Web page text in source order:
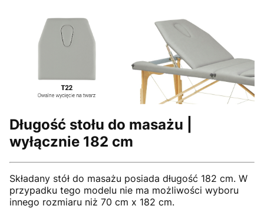
Długość stołu do masażu |
wyłącznie 182 cm
Składany stół do masażu posiada długość 182 cm. W
przypadku tego modelu nie ma możliwości wyboru
innego rozmiaru niż 70 cm x 182 cm.